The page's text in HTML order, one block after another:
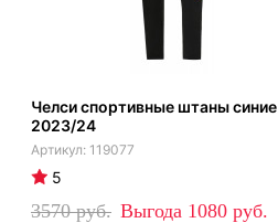
Челси спортивные штаны синие
2023/24
119077
5
3570 1080